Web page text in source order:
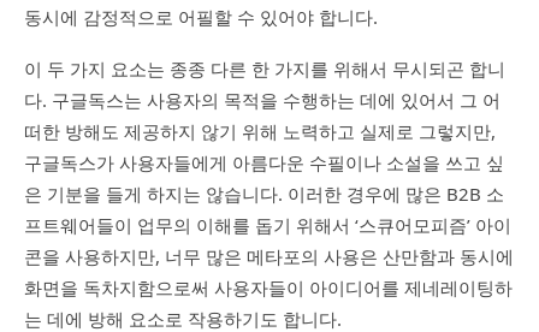
동시에 감정적으로 어필할 수 있어야 합니다.
이 두 가지 요소는 종종 다른 한 가지를 위해서 무시되곤 합니
다. 구글독스는 사용자의 목적을 수행하는 데에 있어서 그 어
떠한 방해도 제공하지 않기 위해 노력하고 실제로 그렇지만,
구글독스가 사용자들에게 아름다운 수필이나 소설을 쓰고 싶
은 기분을 들게 하지는 않습니다. 이러한 경우에 많은 B2B 소
프트웨어들이 업무의 이해를 돕기 위해서 ‘스큐어모피즘’ 아이
콘을 사용하지만, 너무 많은 메타포의 사용은 산만함과 동시에
화면을 독차지함으로써 사용자들이 아이디어를 제네레이팅하
는 데에 방해 요소로 작용하기도 합니다.